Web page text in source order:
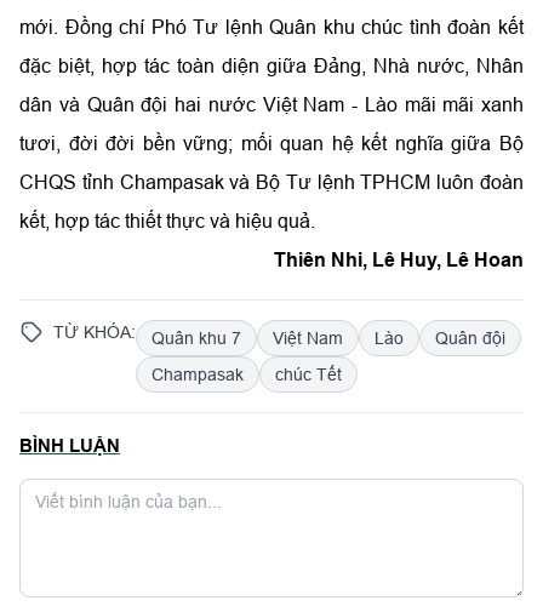
mới. Đồng chí Phó Tư lệnh Quân khu chúc tình đoàn kết
đặc biệt, hợp tác toàn diện giữa Đảng, Nhà nước, Nhân
dân và Quân đội hai nước Việt Nam - Lào mãi mãi xanh
tươi, đời đời bền vững; mối quan hệ kết nghĩa giữa Bộ
CHQS tỉnh Champasak và Bộ Tư lệnh TPHCM luôn đoàn
kết, hợp tác thiết thực và hiệu quả.
Thiên Nhi, Lê Huy, Lê Hoan
TỪ KHÓA: Quân khu 7 Việt Nam Lào
Quân đội
Champasak
chúc Tết
BÌNH LUẬN